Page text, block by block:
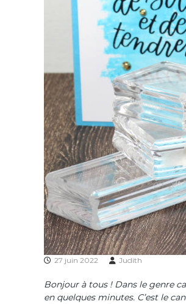
27 juin 2022 Judith
Bonjour à tous ! Dans le genre
en quelques minutes. C’est le